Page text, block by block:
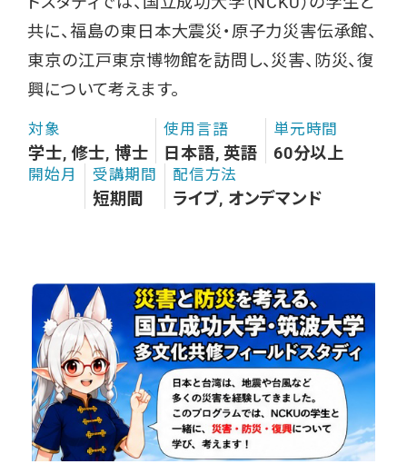
共に、福島の東日本大震災・原子力災害伝承館、
東京の江戸東京博物館を訪問し、災害、防災、復
興について考えます。
対象
学士, 修士, 博士
使用言語
日本語, 英語
単元時間
60分以上
開始月 受講期間
短期間
配信方法
ライブ, オンデマンド